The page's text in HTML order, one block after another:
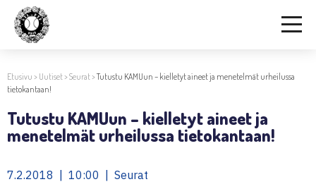
Etusivu > Uutiset>Seurat>Tutustu KAMUun – kielletyt aineet ja menetelmät urheilussa
tietokantaan!
Tutustu KAMUun – kielletyt aineet ja
menetelmät urheilussa tietokantaan!
7.2.2018 | 10:00 | Seurat